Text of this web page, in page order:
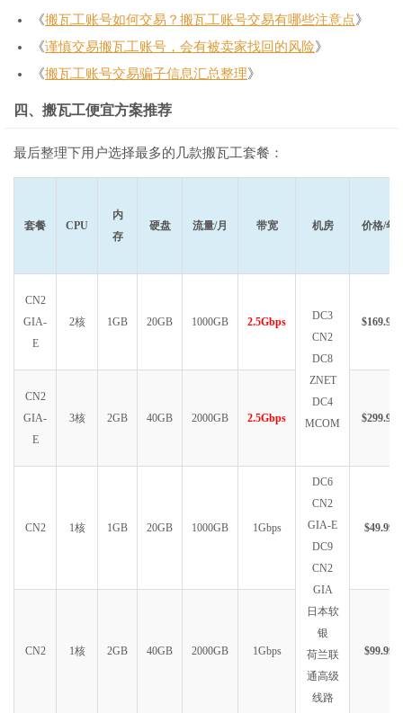
《搬瓦工账号如何交易？搬瓦工账号交易有哪些注意点》
《谨慎交易搬瓦工账号，会有被卖家找回的风险》
《搬瓦工账号交易骗子信息汇总整理》
四、搬瓦工便宜方案推荐
最后整理下用户选择最多的几款搬瓦工套餐：
套餐 CPU
内
存
硬盘 流量/月 带宽 机房 价格/年
CN2
GIA-
E
2核 1GB 20GB 1000GB 2.5Gbps
DC3
CN2
DC8
ZNET
DC4
MCOM
$169.99
CN2
GIA-
E
3核 2GB 40GB 2000GB 2.5Gbps $299.99
CN2 1核 1GB 20GB 1000GB 1Gbps
DC6
CN2
GIA-E
DC9
CN2
GIA
日本软
银
荷兰联
通高级
线路
$49.99
CN2 1核 2GB 40GB 2000GB 1Gbps $99.99